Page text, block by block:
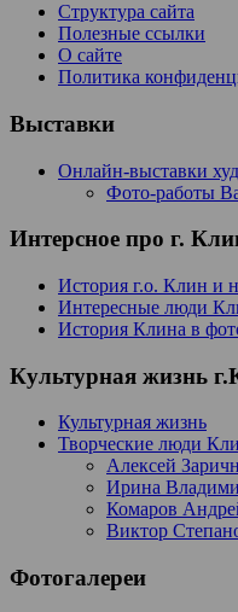
Структура сайта
Полезные ссылки
О сайте
Политика
Выставки
Онлайн-выставки
Фото-работы
Интерсное про г.
История г.о. Клин и
Интересные люди
История Клина в
Культурная жизнь
Культурная жизнь
Творческие люди
Алексей
Ирина
Комаров
Виктор
Фотогалереи